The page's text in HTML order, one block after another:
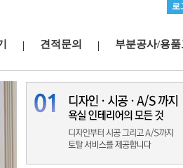
로
견적문의 부분공사/용품